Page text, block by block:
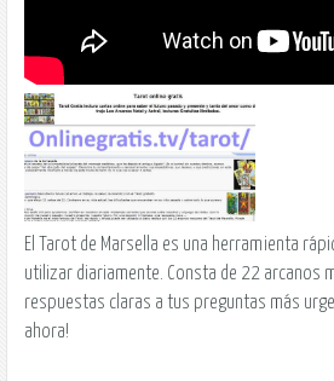
El Tarot de Marsella es una herramienta
utilizar diariamente. Consta de 22 arcanos
respuestas claras a tus preguntas más
ahora!